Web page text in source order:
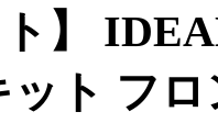
】
ット フ